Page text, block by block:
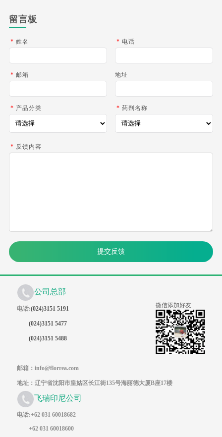
留言板
* 姓名 * 电话
* 邮箱 地址
* 产品分类 * 药剂名称
* 反馈内容
提交反馈
公司总部
微信添加好友
电话:(024)3151 5191
(024)3151 5477
(024)3151 5488
邮箱：info@florrea.com
地址：辽宁省沈阳市皇姑区长江街135号海丽德大厦B座17楼
飞瑞印尼公司
电话:+62 031 60018682
+62 031 60018600